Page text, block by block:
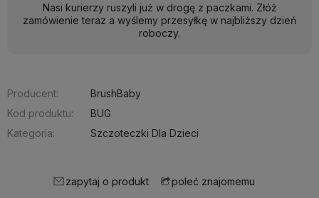
Nasi kurierzy ruszyli już w drogę z paczkami. Złóż
zamówienie teraz a wyślemy przesyłkę w najbliższy dzień
roboczy.
Producent:
BrushBaby
Kod produktu:
BUG
Kategoria:
Szczoteczki Dla Dzieci
zapytaj o produkt poleć znajomemu